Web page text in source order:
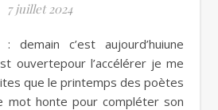
7 juillet 2024
ouvertepour l’accélérer je me
que le printemps des poètes
mot honte pour compléter son